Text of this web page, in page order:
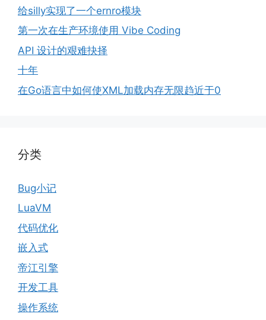
给silly实现了一个ernro模块
第一次在生产环境使用 Vibe Coding
API 设计的艰难抉择
十年
在Go语言中如何使XML加载内存无限趋近于0
分类
Bug小记
LuaVM
代码优化
嵌入式
帝江引擎
开发工具
操作系统